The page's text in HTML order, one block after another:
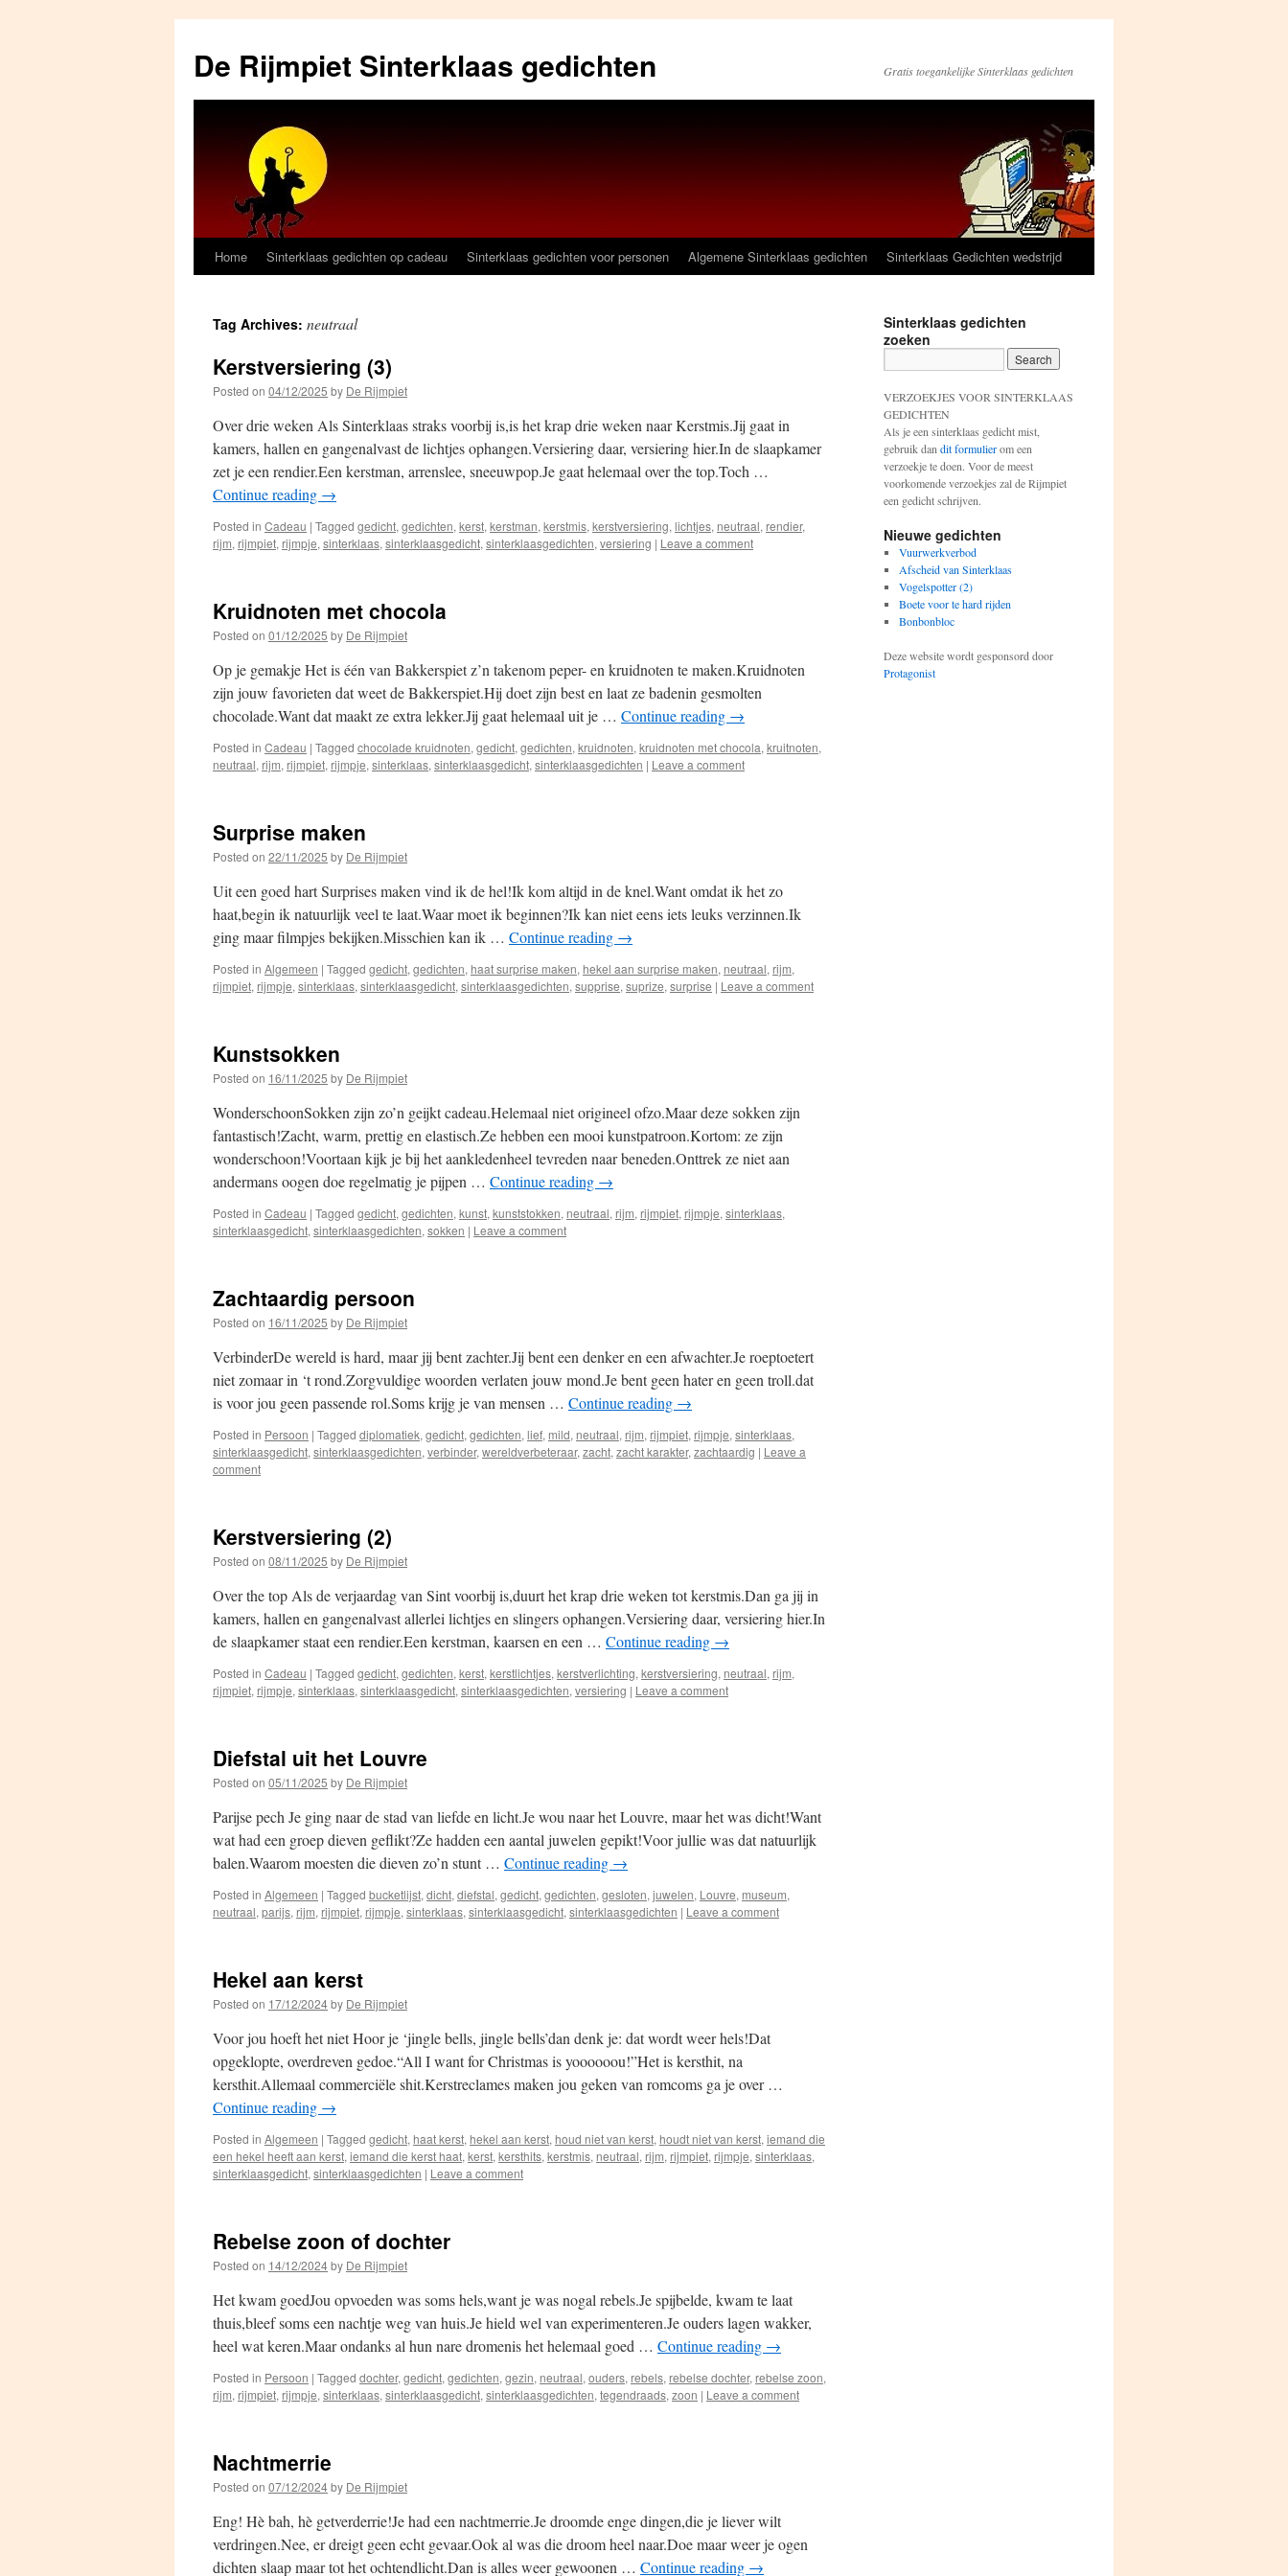
content
De Rijmpiet Sinterklaas gedichten Gratis toegankelijke Sinterklaas gedichten
Home Sinterklaas gedichten op cadeau Sinterklaas gedichten voor personen Algemene Sinterklaas gedichten Sinterklaas Gedichten wedstrijd
Tag Archives: neutraal
Kerstversiering (3)
Posted on 04/12/2025 by De Rijmpiet
Over drie weken Als Sinterklaas straks voorbij is,is het krap drie weken naar Kerstmis.Jij gaat in
kamers, hallen en gangenalvast de lichtjes ophangen.Versiering daar, versiering hier.In de slaapkamer
zet je een rendier.Een kerstman, arrenslee, sneeuwpop.Je gaat helemaal over the top.Toch …
Continue reading →
Posted in Cadeau | Tagged gedicht, gedichten, kerst, kerstman, kerstmis, kerstversiering, lichtjes, neutraal, rendier,
rijm, rijmpiet, rijmpje, sinterklaas, sinterklaasgedicht, sinterklaasgedichten, versiering | Leave a comment
Kruidnoten met chocola
Posted on 01/12/2025 by De Rijmpiet
Op je gemakje Het is één van Bakkerspiet z’n takenom peper- en kruidnoten te maken.Kruidnoten
zijn jouw favorieten dat weet de Bakkerspiet.Hij doet zijn best en laat ze badenin gesmolten
chocolade.Want dat maakt ze extra lekker.Jij gaat helemaal uit je … Continue reading →
Posted in Cadeau | Tagged chocolade kruidnoten, gedicht, gedichten, kruidnoten, kruidnoten met chocola, kruitnoten,
neutraal, rijm, rijmpiet, rijmpje, sinterklaas, sinterklaasgedicht, sinterklaasgedichten | Leave a comment
Surprise maken
Posted on 22/11/2025 by De Rijmpiet
Uit een goed hart Surprises maken vind ik de hel!Ik kom altijd in de knel.Want omdat ik het zo
haat,begin ik natuurlijk veel te laat.Waar moet ik beginnen?Ik kan niet eens iets leuks verzinnen.Ik
ging maar filmpjes bekijken.Misschien kan ik … Continue reading →
Posted in Algemeen | Tagged gedicht, gedichten, haat surprise maken, hekel aan surprise maken, neutraal, rijm,
rijmpiet, rijmpje, sinterklaas, sinterklaasgedicht, sinterklaasgedichten, supprise, suprize, surprise | Leave a comment
Kunstsokken
Posted on 16/11/2025 by De Rijmpiet
WonderschoonSokken zijn zo’n geijkt cadeau.Helemaal niet origineel ofzo.Maar deze sokken zijn
fantastisch!Zacht, warm, prettig en elastisch.Ze hebben een mooi kunstpatroon.Kortom: ze zijn
wonderschoon!Voortaan kijk je bij het aankledenheel tevreden naar beneden.Onttrek ze niet aan
andermans oogen doe regelmatig je pijpen … Continue reading →
Posted in Cadeau | Tagged gedicht, gedichten, kunst, kunststokken, neutraal, rijm, rijmpiet, rijmpje, sinterklaas,
sinterklaasgedicht, sinterklaasgedichten, sokken | Leave a comment
Zachtaardig persoon
Posted on 16/11/2025 by De Rijmpiet
VerbinderDe wereld is hard, maar jij bent zachter.Jij bent een denker en een afwachter.Je roeptoetert
niet zomaar in ‘t rond.Zorgvuldige woorden verlaten jouw mond.Je bent geen hater en geen troll.dat
is voor jou geen passende rol.Soms krijg je van mensen … Continue reading →
Posted in Persoon | Tagged diplomatiek, gedicht, gedichten, lief, mild, neutraal, rijm, rijmpiet, rijmpje, sinterklaas,
sinterklaasgedicht, sinterklaasgedichten, verbinder, wereldverbeteraar, zacht, zacht karakter, zachtaardig | Leave a
comment
Kerstversiering (2)
Posted on 08/11/2025 by De Rijmpiet
Over the top Als de verjaardag van Sint voorbij is,duurt het krap drie weken tot kerstmis.Dan ga jij in
kamers, hallen en gangenalvast allerlei lichtjes en slingers ophangen.Versiering daar, versiering hier.In
de slaapkamer staat een rendier.Een kerstman, kaarsen en een … Continue reading →
Posted in Cadeau | Tagged gedicht, gedichten, kerst, kerstlichtjes, kerstverlichting, kerstversiering, neutraal, rijm,
rijmpiet, rijmpje, sinterklaas, sinterklaasgedicht, sinterklaasgedichten, versiering | Leave a comment
Diefstal uit het Louvre
Posted on 05/11/2025 by De Rijmpiet
Parijse pech Je ging naar de stad van liefde en licht.Je wou naar het Louvre, maar het was dicht!Want
wat had een groep dieven geflikt?Ze hadden een aantal juwelen gepikt!Voor jullie was dat natuurlijk
balen.Waarom moesten die dieven zo’n stunt … Continue reading →
Posted in Algemeen | Tagged bucketlijst, dicht, diefstal, gedicht, gedichten, gesloten, juwelen, Louvre, museum,
neutraal, parijs, rijm, rijmpiet, rijmpje, sinterklaas, sinterklaasgedicht, sinterklaasgedichten | Leave a comment
Hekel aan kerst
Posted on 17/12/2024by De Rijmpiet
Voor jou hoeft het niet Hoor je ‘jingle bells, jingle bells’dan denk je: dat wordt weer hels!Dat
opgeklopte, overdreven gedoe.“All I want for Christmas is yoooooou!”Het is kersthit, na
kersthit.Allemaal commerciële shit.Kerstreclames maken jou geken van romcoms ga je over …
Continue reading →
Posted in Algemeen | Tagged gedicht, haat kerst, hekel aan kerst, houd niet van kerst, houdt niet van kerst, iemand die
een hekel heeft aan kerst, iemand die kerst haat, kerst, kersthits, kerstmis, neutraal, rijm, rijmpiet, rijmpje, sinterklaas,
sinterklaasgedicht, sinterklaasgedichten | Leave a comment
Rebelse zoon of dochter
Posted on 14/12/2024by De Rijmpiet
Het kwam goedJou opvoeden was soms hels,want je was nogal rebels.Je spijbelde, kwam te laat
thuis,bleef soms een nachtje weg van huis.Je hield wel van experimenteren.Je ouders lagen wakker,
heel wat keren.Maar ondanks al hun nare dromenis het helemaal goed … Continue reading →
Posted in Persoon | Tagged dochter, gedicht, gedichten, gezin, neutraal, ouders, rebels, rebelse dochter, rebelse zoon,
rijm, rijmpiet, rijmpje, sinterklaas, sinterklaasgedicht, sinterklaasgedichten, tegendraads, zoon | Leave a comment
Nachtmerrie
Posted on 07/12/2024by De Rijmpiet
Eng! Hè bah, hè getverderrie!Je had een nachtmerrie.Je droomde enge dingen,die je liever wilt
verdringen.Nee, er dreigt geen echt gevaar.Ook al was die droom heel naar.Doe maar weer je ogen
dichten slaap maar tot het ochtendlicht.Dan is alles weer gewoonen … Continue reading →
Sinterklaas gedichten
zoeken
VERZOEKJES VOOR SINTERKLAAS
GEDICHTEN
Als je een sinterklaas gedicht mist,
gebruik dan dit formulierom een
verzoekje te doen. Voor de meest
voorkomende verzoekjes zal de Rijmpiet
een gedicht schrijven.
Nieuwe gedichten
Vuurwerkverbod
Afscheid van Sinterklaas
Vogelspotter (2)
Boete voor te hard rijden
Bonbonbloc
Deze website wordt gesponsord door
Protagonist